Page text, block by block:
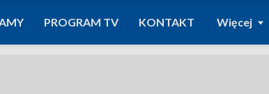
PROGRAM TV KONTAKT Więcej